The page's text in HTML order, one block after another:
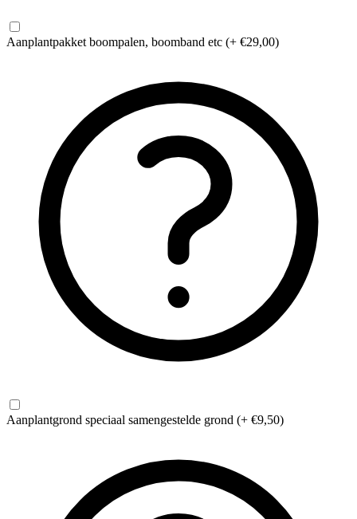
Aanplantpakket boompalen, boomband etc (+ €29,00)
Aanplantgrond speciaal samengestelde grond (+ €9,50)